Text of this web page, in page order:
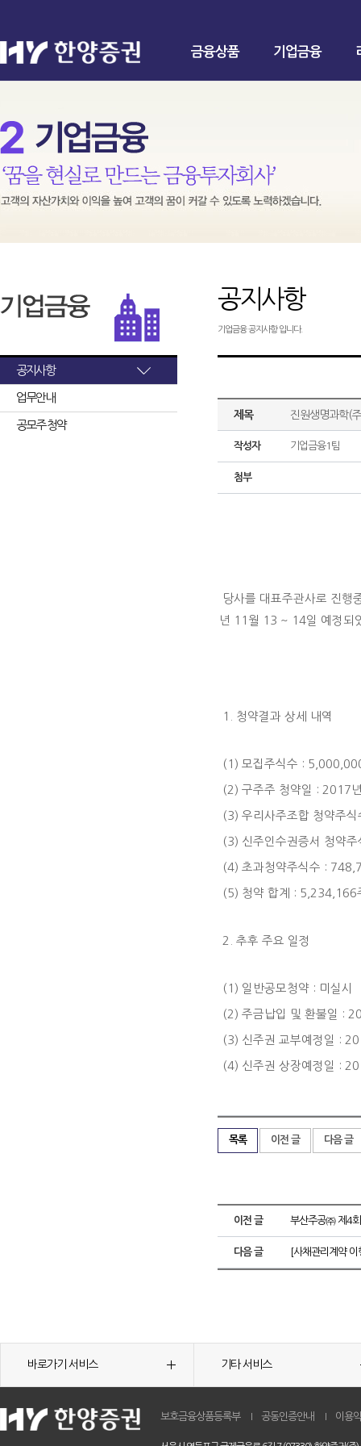
금융상품 기업금융
공지사항
업무안내
공모주 청약
공지사항
기업금융 공지사항 입니다.
제목 진원생명과학(
작성자 기업금융1팀
첨부
당사를 대표주관사로 진행
년 11월 13 ~ 14일 예정되
1. 청약결과 상세 내역
(1) 모집주식수 :
(2) 구주주 청약일 : 2017
(3) 우리사주조합 청약주
(3) 신주인수권증서 청약
(4) 초과청약주식수 :
(5) 청약 합계 :
2. 추후 주요 일정
(1) 일반공모청약 : 미실시
(2) 주금납입 및 환불일 :
(3) 신주권 교부예정일 :
(4) 신주권 상장예정일 :
목록 이전 글 다음 글
이전 글 부산주공㈜ 제4
다음 글 [사채관리계약
바로가기 서비스 기타 서비스
보호금융상품등록부 공동인증안내 이용